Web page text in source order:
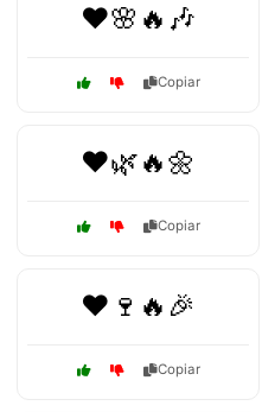
❤️🌸🔥🎶
Copiar
❤️🌿🔥🌼
Copiar
❤️🍷🔥🎉
Copiar